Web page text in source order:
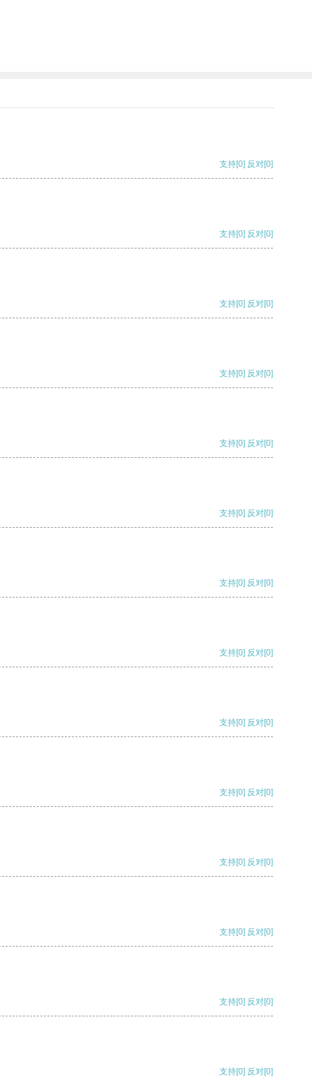
支持[0] 反对[0]
支持[0] 反对[0]
支持[0] 反对[0]
支持[0] 反对[0]
支持[0] 反对[0]
支持[0] 反对[0]
支持[0] 反对[0]
支持[0] 反对[0]
支持[0] 反对[0]
支持[0] 反对[0]
支持[0] 反对[0]
支持[0] 反对[0]
支持[0] 反对[0]
支持[0] 反对[0]